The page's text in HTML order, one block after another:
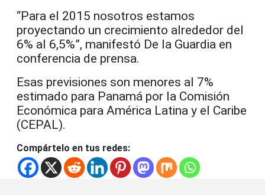
“Para el 2015 nosotros estamos
proyectando un crecimiento alrededor del
6% al 6,5%”, manifestó De la Guardia en
conferencia de prensa.
Esas previsiones son menores al 7%
estimado para Panamá por la Comisión
Económica para América Latina y el Caribe
(CEPAL).
Compártelo en tus redes: